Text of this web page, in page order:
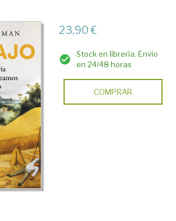
23,90 €
Stock en librería. Envío
en 24/48 horas
COMPRAR